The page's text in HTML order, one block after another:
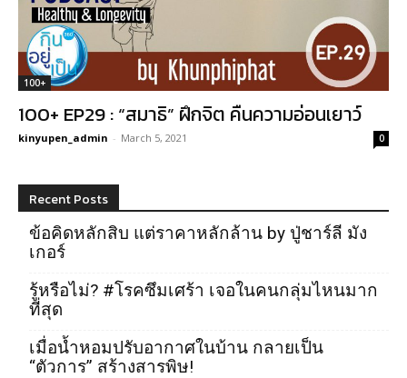
100+
100+ EP29 : “สมาธิ” ฝึกจิต คืนความอ่อนเยาว์
kinyupen_admin - March 5, 2021 0
Recent Posts
ข้อคิดหลักสิบ แต่ราคาหลักล้าน by ปู่ชาร์ลี มัง
เกอร์
รู้หรือไม่? #โรคซึมเศร้า เจอในคนกลุ่มไหนมาก
ที่สุด
เมื่อน้ำหอมปรับอากาศในบ้าน กลายเป็น
“ตัวการ” สร้างสารพิษ!